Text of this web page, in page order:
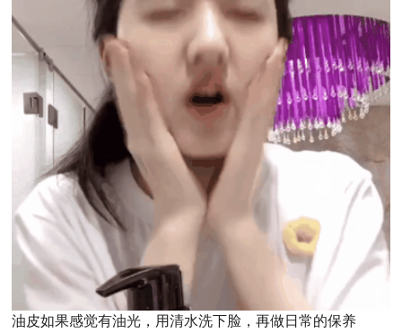
油皮如果感觉有油光，用清水洗下脸，再做日常的保养